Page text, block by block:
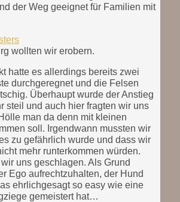
der Weg geeignet für Familien mit
wollten wir erobern.
hatte es allerdings bereits zwei
durchgeregnet und die Felsen
Überhaupt wurde der Anstieg
steil und auch hier fragten wir uns
man da denn mit kleinen
soll. Irgendwann mussten wir
zu gefährlich wurde und dass wir
mehr runterkommen würden.
uns geschlagen. Als Grund
Ego aufrechtzuhalten, der Hund
ehrlichgesagt so easy wie eine
gemeistert hat…